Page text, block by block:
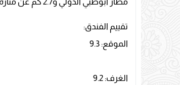
تقييم الفندق:
الموقع: 9.3
الغرف: 9.2